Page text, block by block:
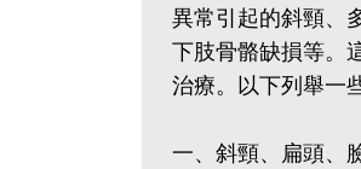
異常引起的斜頸、
下肢骨骼缺損等。
治療。以下列舉一
一、斜頸、扁頭、